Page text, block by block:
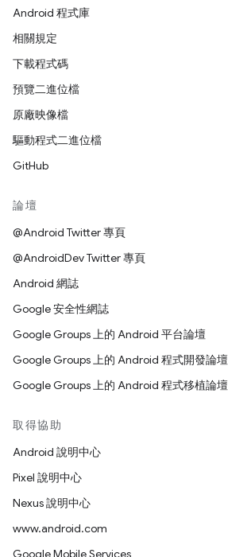
Android 程式庫
相關規定
下載程式碼
預覽二進位檔
原廠映像檔
驅動程式二進位檔
GitHub
論壇
@Android Twitter 專頁
@AndroidDev Twitter 專頁
Android 網誌
Google 安全性網誌
Google Groups 上的 Android 平台論壇
Google Groups 上的 Android 程式開發論壇
Google Groups 上的 Android 程式移植論壇
取得協助
Android 說明中心
Pixel 說明中心
Nexus 說明中心
www.android.com
Google Mobile Services